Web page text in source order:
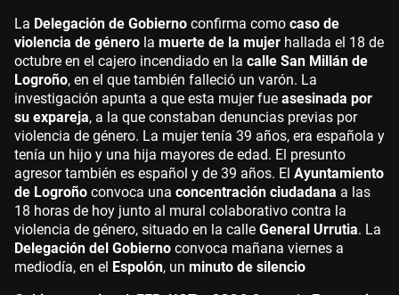
La Delegación de Gobierno confirma como caso de
violencia de género la muerte de la mujer hallada el 18 de
octubre en el cajero incendiado en la calle San Millán de
Logroño, en el que también falleció un varón. La
investigación apunta a que esta mujer fue asesinada por
su expareja, a la que constaban denuncias previas por
violencia de género. La mujer tenía 39 años, era española y
tenía un hijo y una hija mayores de edad. El presunto
agresor también es español y de 39 años. El Ayuntamiento
de Logroño convoca una concentración ciudadana a las
18 horas de hoy junto al mural colaborativo contra la
violencia de género, situado en la calle General Urrutia. La
Delegación del Gobierno convoca mañana viernes a
mediodía, en el Espolón, un minuto de silencio